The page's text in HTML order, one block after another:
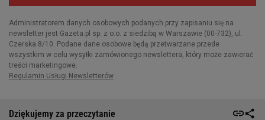
Dziękujemy za przeczytanie